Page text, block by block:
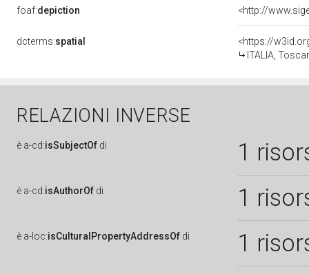
foaf:depiction
dcterms:spatial
<https://
ITALIA,
RELAZIONI INVERSE
è a-cd:isSubjectOf di 1
è a-cd:isAuthorOf di 1
è a-loc:isCulturalPropertyAddressOf di 1